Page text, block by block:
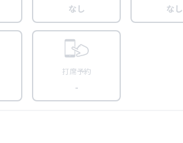
なし なし
打席予約
-